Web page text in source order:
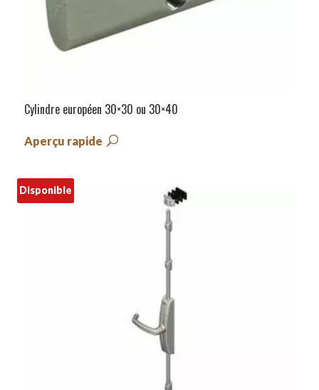
Cylindre européen 30×30 ou 30×40
Aperçu rapide
Disponible